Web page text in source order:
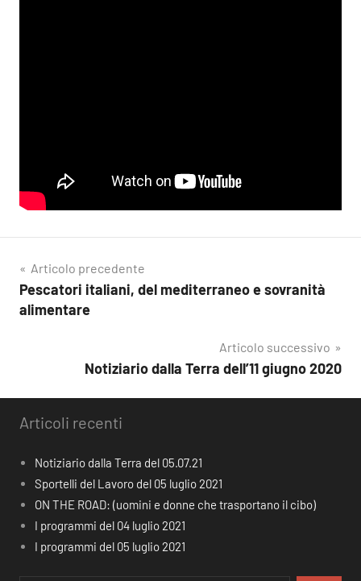
Navigazione
articoli
Articolo precedente
Pescatori italiani, del mediterraneo e sovranità
alimentare
Articolo successivo
Notiziario dalla Terra dell’11 giugno 2020
Articoli recenti
Notiziario dalla Terra del 05.07.21
Sportelli del Lavoro del 05 luglio 2021
ON THE ROAD: (uomini e donne che trasportano il cibo)
I programmi del 04 luglio 2021
I programmi del 05 luglio 2021